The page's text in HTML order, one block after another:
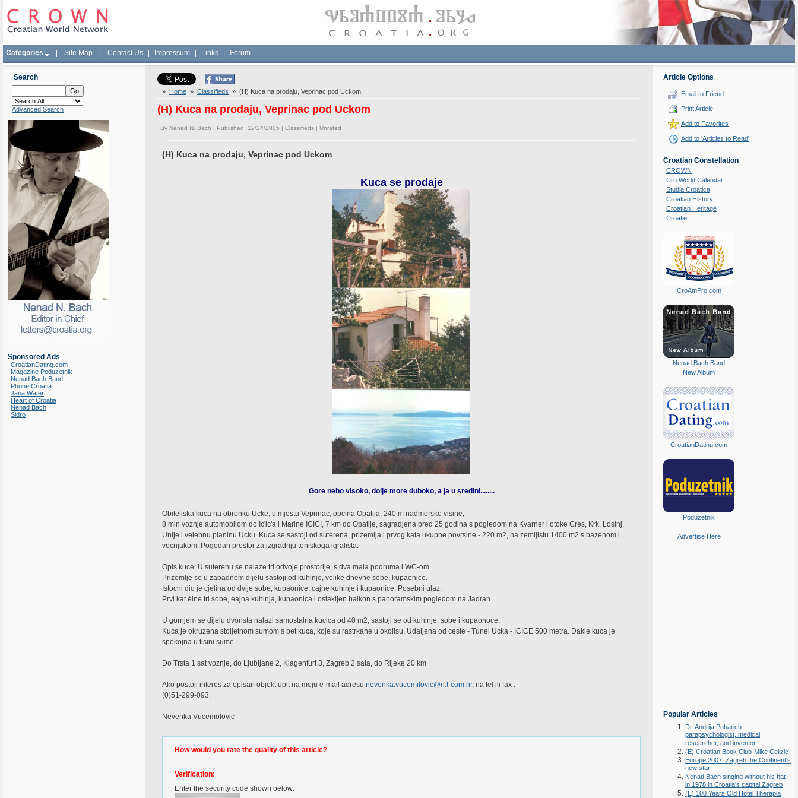
Categories Site Map Contact Us Impressum Links Forum
Search
Advanced Search
Sponsored Ads
CroatianDating.com
Magazine Poduzetnik
Nenad Bach Band
Phone Croatia
Jana Water
Heart of Croatia
Nenad Bach
Sidro
» Home » Classifieds » (H) Kuca na prodaju, Veprinac pod Uckom
(H) Kuca na prodaju, Veprinac pod Uckom
By Nenad N. Bach | Published 12/24/2005 | Classifieds | Unrated
(H) Kuca na prodaju, Veprinac pod Uckom
Kuca se prodaje
Gore nebo visoko, dolje more duboko, a ja u sredini........
Obiteljska kuca na obronku Ucke, u mjestu Veprinac, opcina Opatija, 240 m nadmorske visine,
8 min voznje automobilom do Ic'ic'a i Marine ICICI, 7 km do Opatije, sagradjena pred 25 godina s pogledom na Kvarner i otoke Cres, Krk, Losinj,
Unije i velebnu planinu Ucku. Kuca se sastoji od suterena, prizemlja i prvog kata ukupne povrsine - 220 m2, na zemljistu 1400 m2 s bazenom i
vocnjakom. Pogodan prostor za izgradnju teniskoga igralista.
Opis kuce: U suterenu se nalaze tri odvoje prostorije, s dva mala podruma i WC-om
Prizemlje se u zapadnom dijelu sastoji od kuhinje, velike dnevne sobe, kupaonice.
Istocni dio je cjelina od dvije sobe, kupaonice, cajne kuhinje i kupaonice. Posebni ulaz.
Prvi kat èine tri sobe, èajna kuhinja, kupaonica i ostakljen balkon s panoramskim pogledom na Jadran.
U gornjem se dijelu dvorista nalazi samostalna kucica od 40 m2, sastoji se od kuhinje, sobe i kupaonoce.
Kuca je okruzena stoljetnom sumom s pet kuca, koje su rastrkane u okolisu. Udaljena od ceste - Tunel Ucka - ICICE 500 metra. Dakle kuca je
spokojna u tisini sume.
Do Trsta 1 sat voznje, do Ljubljane 2, Klagenfurt 3, Zagreb 2 sata, do Rijeke 20 km
Ako postoji interes za opisan objekt upit na moju e-mail adresu:nevenka.vucemilovic@ri.t-com.hr, na tel ili fax :
(0)51-299-093.
Nevenka Vucemolovic
How would you rate the quality of this article?
Verification:
Enter the security code shown below:
Article Options
Email to Friend
Print Article
Add to Favorites
Add to 'Articles to Read'
Croatian Constellation
CROWN
Cro World Calendar
Studia Croatica
Croatian History
Croatian Heritage
Croatie
CroAmPro.com
Nenad Bach Band
New Album
CroatianDating.com
Poduzetnik
Advertise Here
Popular Articles
Dr. Andrija Puharich:
parapsychologist, medical
researcher, and inventor
(E) Croatian Book Club-Mike Celizic
Europe 2007: Zagreb the Continent's
new star
Nenad Bach singing without his hat
in 1978 in Croatia's capital Zagreb
(E) 100 Years Old Hotel Therapia